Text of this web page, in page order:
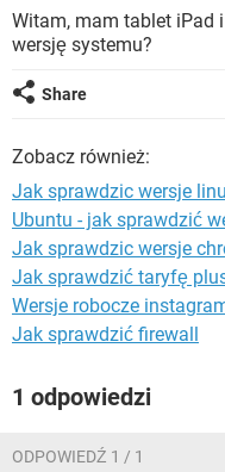
INSTAGRAM
WINDOWS 10
SPOTIFY
COVID-19
GRY
SPOTIFY
Witam, mam tablet iPad
wersję systemu?
Share
Zobacz również:
Jak sprawdzic wersje
Ubuntu - jak sprawdzić
Jak sprawdzic wersje
Jak sprawdzić taryfę
Wersje robocze
Jak sprawdzić firewall
1 odpowiedzi
ODPOWIEDŹ 1 / 1